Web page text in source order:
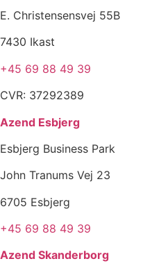
E. Christensensvej 55B
7430 Ikast
+45 69 88 49 39
CVR: 37292389
Azend Esbjerg
Esbjerg Business Park
John Tranums Vej 23
6705 Esbjerg
+45 69 88 49 39
Azend Skanderborg